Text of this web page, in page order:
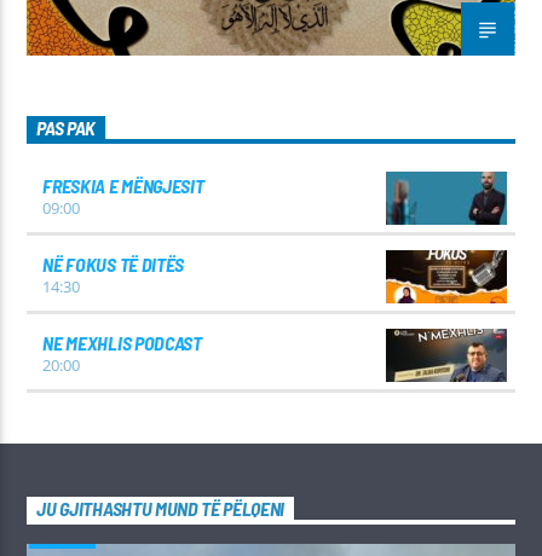
PAS PAK
FRESKIA E MËNGJESIT
09:00
NË FOKUS TË DITËS
14:30
NE MEXHLIS PODCAST
20:00
JU GJITHASHTU MUND TË PËLQENI